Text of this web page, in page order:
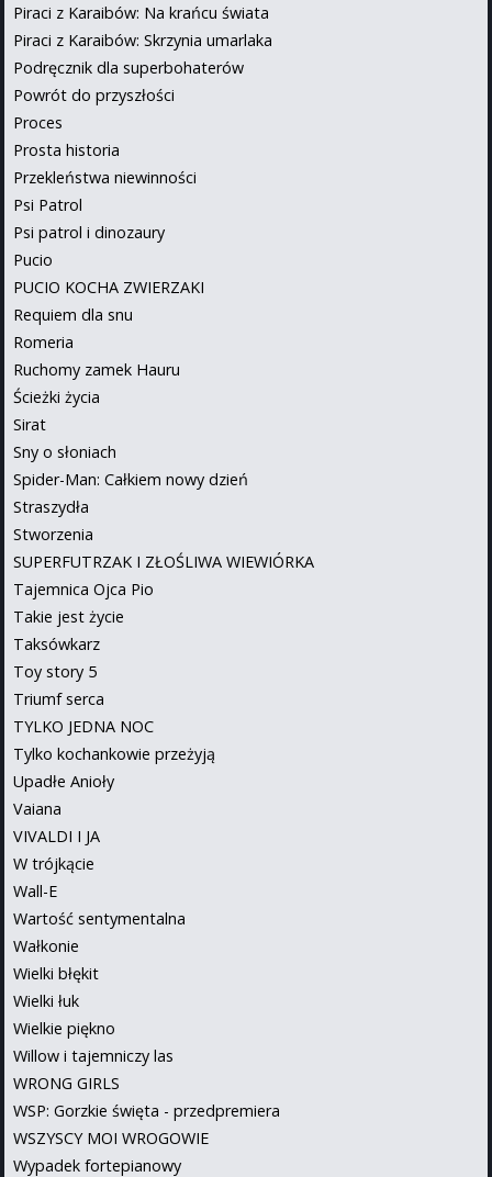
Piraci z Karaibów: Na krańcu świata
Piraci z Karaibów: Skrzynia umarlaka
Podręcznik dla superbohaterów
Powrót do przyszłości
Proces
Prosta historia
Przekleństwa niewinności
Psi Patrol
Psi patrol i dinozaury
Pucio
PUCIO KOCHA ZWIERZAKI
Requiem dla snu
Romeria
Ruchomy zamek Hauru
Ścieżki życia
Sirat
Sny o słoniach
Spider-Man: Całkiem nowy dzień
Straszydła
Stworzenia
SUPERFUTRZAK I ZŁOŚLIWA WIEWIÓRKA
Tajemnica Ojca Pio
Takie jest życie
Taksówkarz
Toy story 5
Triumf serca
TYLKO JEDNA NOC
Tylko kochankowie przeżyją
Upadłe Anioły
Vaiana
VIVALDI I JA
W trójkącie
Wall-E
Wartość sentymentalna
Wałkonie
Wielki błękit
Wielki łuk
Wielkie piękno
Willow i tajemniczy las
WRONG GIRLS
WSP: Gorzkie święta - przedpremiera
WSZYSCY MOI WROGOWIE
Wypadek fortepianowy